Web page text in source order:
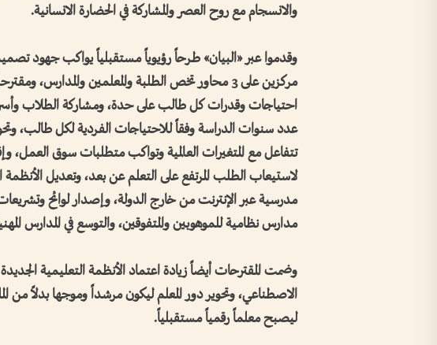
والانسجام مع روح العصر والمشاركة في الحضارة الانسانية.
مركزين على 3 محاور تخص الطلبة والمعلمين والمدارس،
احتياجات وقدرات كل طالب على حدة، ومشاركة الطلاب
عدد سنوات الدراسة وفقاً للاحتياجات الفردية لكل طالب،
تتفاعل مع المتغيرات العالمية وتواكب متطلبات سوق العمل،
لاستيعاب الطلب المرتفع على التعلم عن بعد، وتعديل الأنظمة
مدرسية عبر الإنترنت من خارج الدولة، وإصدار لوائح وتشريعات
مدارس نظامية للموهوبين والمتفوقين، والتوسع في المدارس
وضمت المقترحات أيضاً زيادة اعتماد الأنظمة التعليمية الجديدة
الاصطناعي، وتحوير دور المعلم ليكون مرشداً وموجها بدلاً من
ليصبح معلماً رقمياً مستقبلياً.